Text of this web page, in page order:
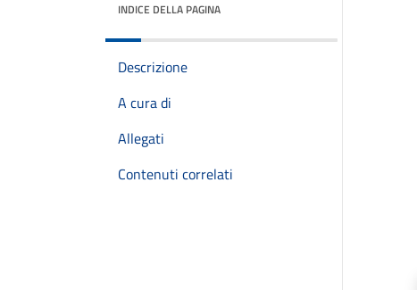
INDICE DELLA PAGINA
Descrizione
A cura di
Allegati
Contenuti correlati